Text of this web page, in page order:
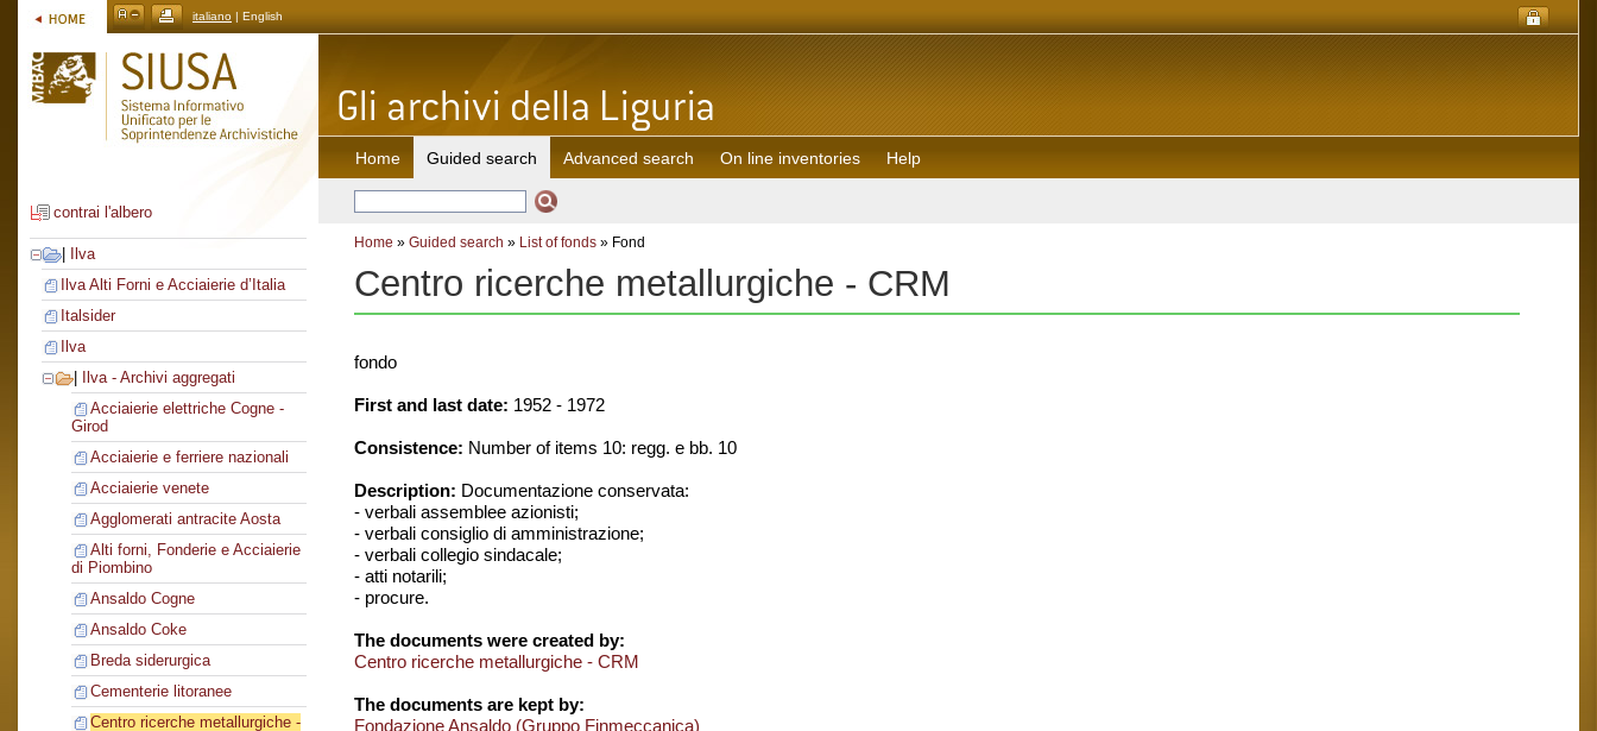
italiano | English
contrai l'albero
Ilva
Ilva Alti Forni e Acciaierie d’Italia
Italsider
Ilva
Ilva - Archivi aggregati
Acciaierie elettriche Cogne -
Girod
Acciaierie e ferriere nazionali
Acciaierie venete
Agglomerati antracite Aosta
Alti forni, Fonderie e Acciaierie
di Piombino
Ansaldo Cogne
Ansaldo Coke
Breda siderurgica
Cementerie litoranee
Centro ricerche metallurgiche -
Home Guided search Advanced search On line inventories Help
Home » Guided search » List of fonds » Fond
Centro ricerche metallurgiche - CRM
fondo
First and last date: 1952 - 1972
Consistence: Number of items 10: regg. e bb. 10
Description: Documentazione conservata:
- verbali assemblee azionisti;
- verbali consiglio di amministrazione;
- verbali collegio sindacale;
- atti notarili;
- procure.
The documents were created by:
Centro ricerche metallurgiche - CRM
The documents are kept by:
Fondazione Ansaldo (Gruppo Finmeccanica)